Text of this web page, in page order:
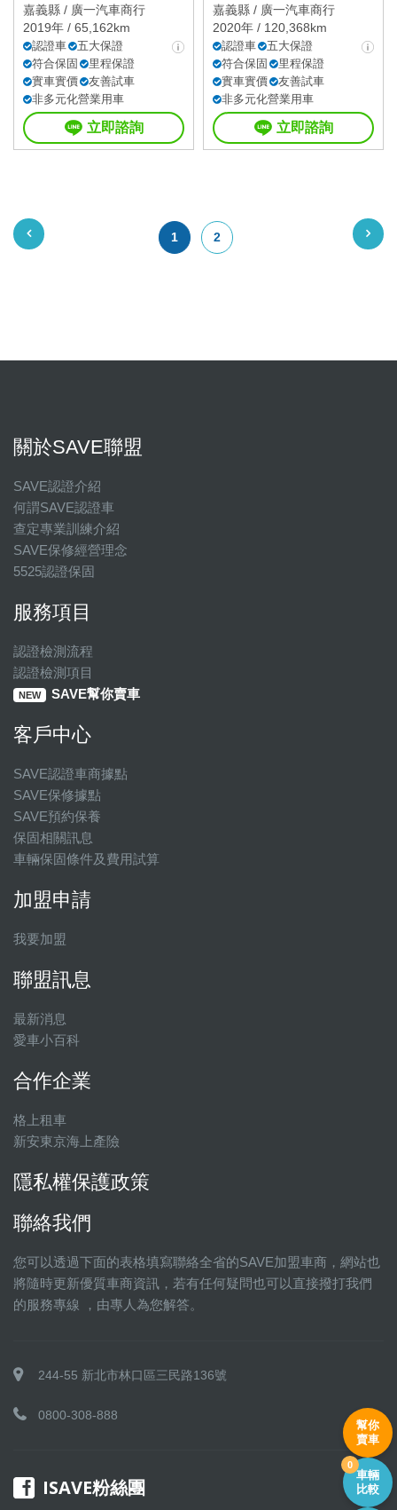
嘉義縣 / 廣一汽車商行
2019年 / 65,162km
認證車
五大保證
符合保固
里程保證
實車實價
友善試車
非多元化營業用車
立即諮詢
嘉義縣 / 廣一汽車商行
2020年 / 120,368km
認證車
五大保證
符合保固
里程保證
實車實價
友善試車
非多元化營業用車
立即諮詢
1 2
關於SAVE聯盟
SAVE認證介紹
何謂SAVE認證車
查定專業訓練介紹
SAVE保修經營理念
5525認證保固
服務項目
認證檢測流程
認證檢測項目
NEW SAVE幫你賣車
客戶中心
SAVE認證車商據點
SAVE保修據點
SAVE預約保養
保固相關訊息
車輛保固條件及費用試算
加盟申請
我要加盟
聯盟訊息
最新消息
愛車小百科
合作企業
格上租車
新安東京海上產險
隱私權保護政策
聯絡我們
您可以透過下面的表格填寫聯絡全省的SAVE加盟車商，網站也
將隨時更新優質車商資訊，若有任何疑問也可以直接撥打我們
的服務專線 ，由專人為您解答。
244-55 新北市林口區三民路136號
0800-308-888
ISAVE粉絲團
幫你
賣車
車輛
比較
0